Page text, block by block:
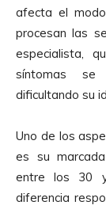
afecta el
procesan las
especialista,
síntomas se
dificultando su
Uno de los
es su
entre los 30
diferencia